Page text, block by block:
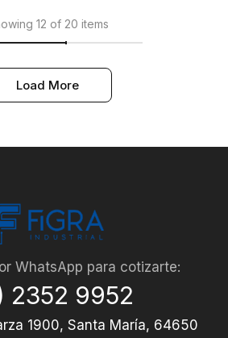
12 of 20 items
Load More
WhatsApp para cotizarte:
2352 9952
1900, Santa María, 64650